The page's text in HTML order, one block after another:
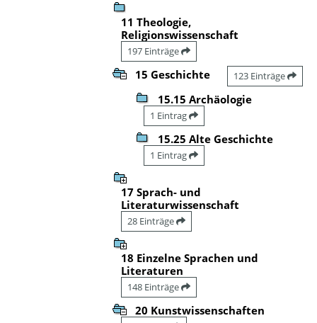
11 Theologie,
Religionswissenschaft
197 Einträge
15 Geschichte 123 Einträge
15.15 Archäologie
1 Eintrag
15.25 Alte Geschichte
1 Eintrag
17 Sprach- und
Literaturwissenschaft
28 Einträge
18 Einzelne Sprachen und
Literaturen
148 Einträge
20 Kunstwissenschaften